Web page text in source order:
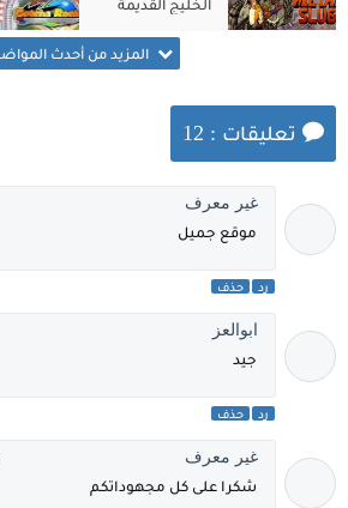
الخليج القديمة
للكمبيوتر الاصليةالمزيد من أحدث
تعليقات : 12
غير معرف
موقع جميل
رد حذف
ابوالعز
جيد
رد حذف
غير معرف
شكرا على كل مجهوداتكم